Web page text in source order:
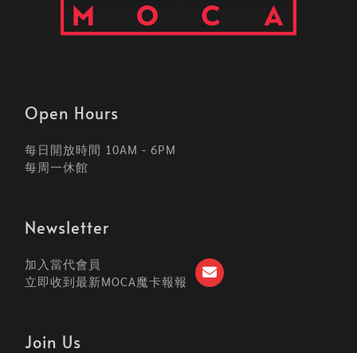
每日開放時間 10AM - 6PM
每周一休館
加入當代會員
立即收到最新MOCA魔卡報報